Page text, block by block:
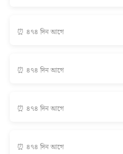
⏰ ৪৭৪ দিন আগে
⏰ ৪৭৪ দিন আগে
⏰ ৪৭৪ দিন আগে
⏰ ৪৭৪ দিন আগে